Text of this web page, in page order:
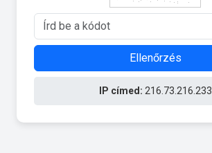
Ellenőrzés
IP címed: 216.73.216.233